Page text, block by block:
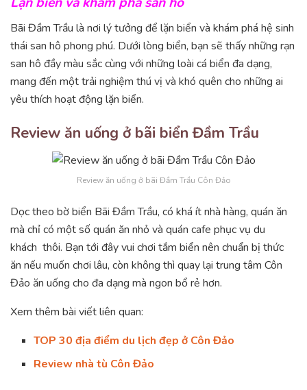
Bãi Đầm Trầu là nơi lý tưởng để lặn biển và khám phá hệ sinh
thái san hô phong phú. Dưới lòng biển, bạn sẽ thấy những rạn
san hô đầy màu sắc cùng với những loài cá biển đa dạng,
mang đến một trải nghiệm thú vị và khó quên cho những ai
yêu thích hoạt động lặn biển.
Review ăn uống ở bãi biển Đầm Trầu
Review ăn uống ở bãi Đầm Trầu Côn Đảo
Dọc theo bờ biển Bãi Đầm Trầu, có khá ít nhà hàng, quán ăn
mà chỉ có một số quán ăn nhỏ và quán cafe phục vụ du
khách thôi. Bạn tới đây vui chơi tắm biển nên chuẩn bị thức
ăn nếu muốn chơi lâu, còn không thì quay lại trung tâm Côn
Đảo ăn uống cho đa dạng mà ngon bổ rẻ hơn.
Xem thêm bài viết liên quan:
TOP 30 địa điểm du lịch đẹp ở Côn Đảo
Review nhà tù Côn Đảo